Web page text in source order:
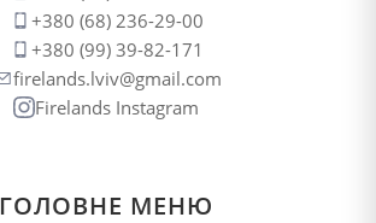
+380 (68) 236-29-00
+380 (99) 39-82-171
firelands.lviv@gmail.com
Firelands Instagram
ГОЛОВНЕ МЕНЮ